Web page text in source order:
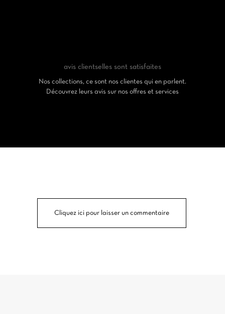
avis clientselles sont satisfaites
Nos collections, ce sont nos clientes qui en parlent.
Découvrez leurs avis sur nos offres et services
Cliquez ici pour laisser un commentaire